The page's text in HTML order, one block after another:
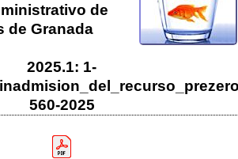
de
de Granada
2025.1: 1-
560-2025